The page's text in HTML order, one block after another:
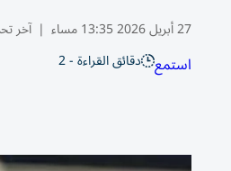
27 أبريل 2026 13:35 مساء | آخر
استمع دقائق القراءة - 2